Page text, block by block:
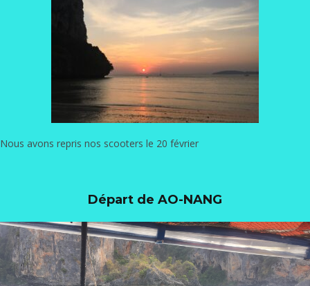
Nous avons repris nos scooters le 20 février
Départ de AO-NANG